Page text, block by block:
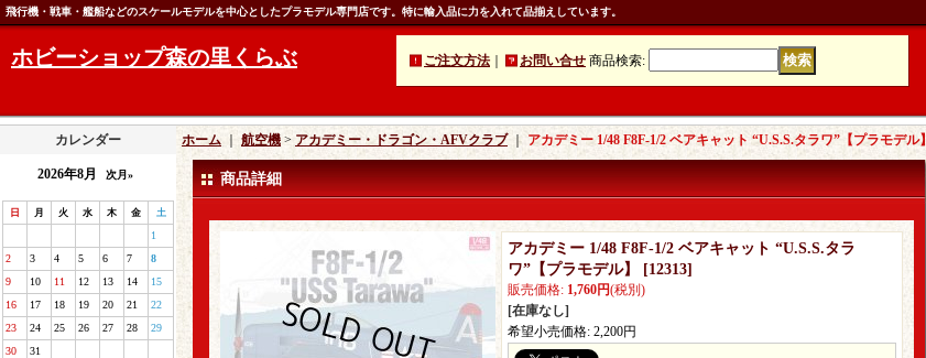
飛行機・戦車・艦船などのスケールモデルを中心としたプラモデル専門店です。特に輸入品に力を入れて品揃えしています。
ホビーショップ森の里くらぶ ご注文方法 お問い合せ 商品検索:
カレンダー
2026年8月 次月»
日 月 火 水 木 金 土
1
2
3 4 5 6 7
8
9
10 11 12 13 14
15
16
17 18 19 20 21
22
23
24 25 26 27 28
29
30
31
ホーム 航空機 > アカデミー・ドラゴン・AFVクラブ｜ アカデミー 1/48 F8F‐1/2 ベアキャット “U.S.S.タラワ”【プラモデル】
商品詳細
アカデミー 1/48 F8F‐1/2 ベアキャット “U.S.S.タラ
ワ”【プラモデル】
[12313]
販売価格: 1,760円(税別)
[在庫なし]
希望小売価格: 2,200円